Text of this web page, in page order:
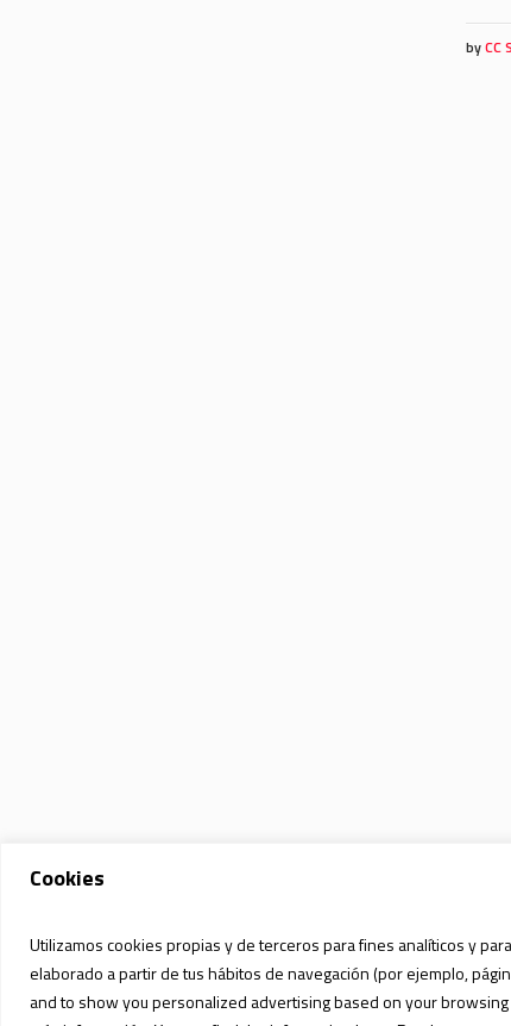
Cookies
Utilizamos cookies propias y de terceros para fines analíticos y
elaborado a partir de tus hábitos de navegación (por ejemplo,
and to show you personalized advertising based on your
byCC